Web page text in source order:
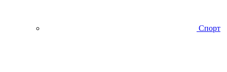
Спорт